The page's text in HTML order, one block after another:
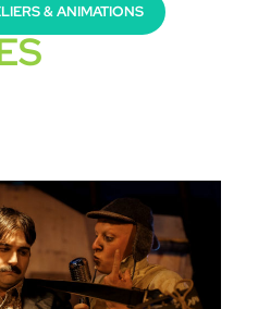
& ANIMATIONS